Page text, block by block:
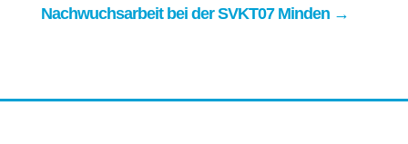
Nachwuchsarbeit bei der SVKT07 Minden→